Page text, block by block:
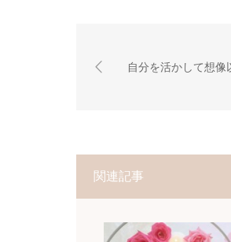
自分を活かして想
関連記事